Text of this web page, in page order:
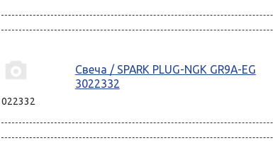
Свеча / SPARK PLUG-NGK GR9A-EG
3022332